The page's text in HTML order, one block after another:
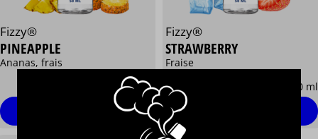
Fizzy®
PINEAPPLE
Ananas, frais
/ 50 ml
Fizzy®
STRAWBERRY
Fraise
/ 50 ml